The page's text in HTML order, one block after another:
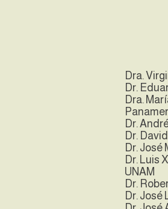
Dra.
Dr.
Dra.
Dr.
Dr.
Dr.
Dr. Luis
UNAM
Dr.
Dr. José